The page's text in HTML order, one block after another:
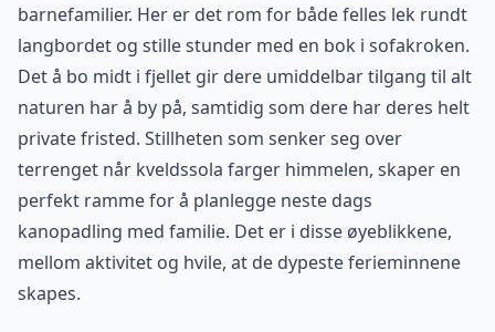
barnefamilier. Her er det rom for både felles lek rundt
langbordet og stille stunder med en bok i sofakroken.
Det å bo midt i fjellet gir dere umiddelbar tilgang til alt
naturen har å by på, samtidig som dere har deres helt
private fristed. Stillheten som senker seg over
terrenget når kveldssola farger himmelen, skaper en
perfekt ramme for å planlegge neste dags
kanopadling med familie. Det er i disse øyeblikkene,
mellom aktivitet og hvile, at de dypeste ferieminnene
skapes.